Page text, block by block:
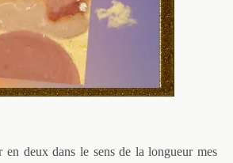
en deux dans le sens de la longueur mes